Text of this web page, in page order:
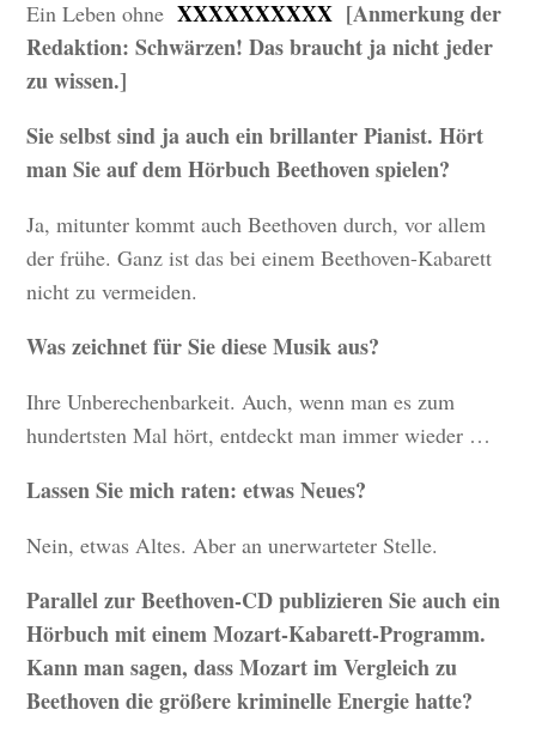
Ein Leben ohneXXXXXXXXXX [Anmerkung der
Redaktion: Schwärzen! Das braucht ja nicht jeder
zu wissen.]
Sie selbst sind ja auch ein brillanter Pianist. Hört
man Sie auf dem Hörbuch Beethoven spielen?
Ja, mitunter kommt auch Beethoven durch, vor allem
der frühe. Ganz ist das bei einem Beethoven-Kabarett
nicht zu vermeiden.
Was zeichnet für Sie diese Musik aus?
Ihre Unberechenbarkeit. Auch, wenn man es zum
hundertsten Mal hört, entdeckt man immer wieder …
Lassen Sie mich raten: etwas Neues?
Nein, etwas Altes. Aber an unerwarteter Stelle.
Parallel zur Beethoven-CD publizieren Sie auch ein
Hörbuch mit einem Mozart-Kabarett-Programm.
Kann man sagen, dass Mozart im Vergleich zu
Beethoven die größere kriminelle Energie hatte?